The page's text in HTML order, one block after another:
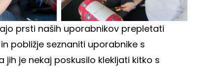
prsti naših uporabnikov prepletati
pobližje seznaniti uporabnike s
jih je nekaj poskusilo klekljati kitko s